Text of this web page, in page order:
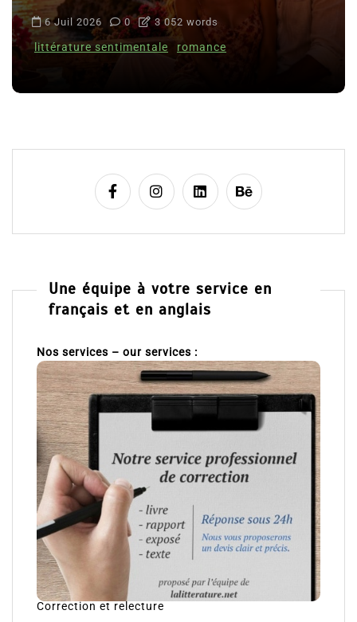
6 Juil 2026 0 3 052 words
littérature sentimentale romance
Une équipe à votre service en
français et en anglais
Nos services – our services :
Correction et relecture